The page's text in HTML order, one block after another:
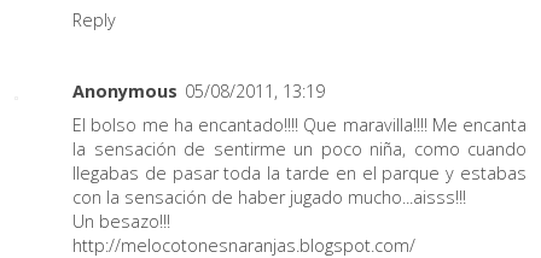
Reply
Anonymous 05/08/2011, 13:19
El bolso me ha encantado!!!! Que maravilla!!!! Me encanta
la sensación de sentirme un poco niña, como cuando
llegabas de pasar toda la tarde en el parque y estabas
con la sensación de haber jugado mucho...aisss!!!
Un besazo!!!
http://melocotonesnaranjas.blogspot.com/